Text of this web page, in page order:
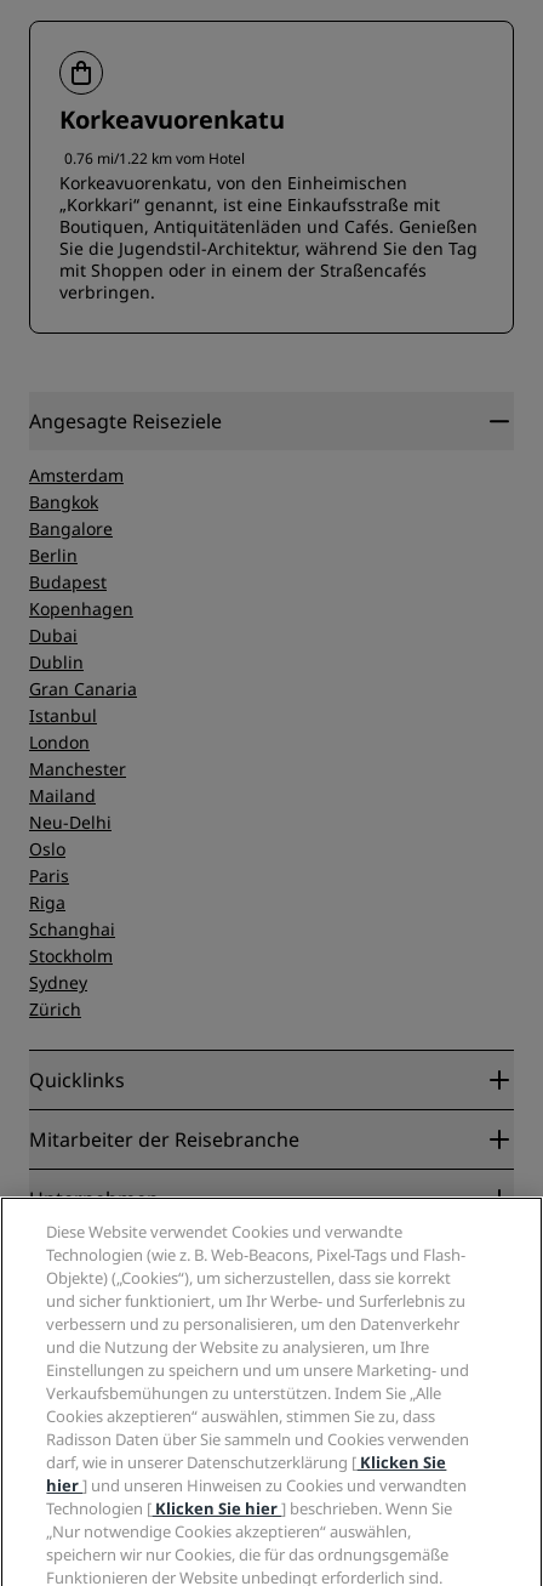
Korkeavuorenkatu
0.76 mi/1.22 km vom Hotel
Korkeavuorenkatu, von den Einheimischen
„Korkkari“ genannt, ist eine Einkaufsstraße mit
Boutiquen, Antiquitätenläden und Cafés. Genießen
Sie die Jugendstil-Architektur, während Sie den Tag
mit Shoppen oder in einem der Straßencafés
verbringen.
Angesagte Reiseziele
Amsterdam
Bangkok
Bangalore
Berlin
Budapest
Kopenhagen
Dubai
Dublin
Gran Canaria
Istanbul
London
Manchester
Mailand
Neu-Delhi
Oslo
Paris
Riga
Schanghai
Stockholm
Sydney
Zürich
Quicklinks
Radisson Rewards
Blog
Neue und aufstrebende Hotels
Radisson Hotels APP
„Sports Approved“-Hotels
Familienfreundliche Hotels
Gesundheit & Sicherheit
Mitarbeiter der Reisebranche
Partner
Reisebüros
Unternehmen
Radisson Hotel Group
Medien
Karriere RHG
Karriere PPHE
Karrieren EHL
The Club by RHG
Entwicklungsmöglichkeiten
Responsible Business – Unser Engagement
Einkauf
Rechtliches
Privacy Centre
Rechtliche Hinweise
Radisson Rewards Geschäftsbedingungen
Website-Nutzungsvereinbarung
Digitale Barrierefreiheit
Moderne Sklaverei – Erklärung
Hilfe
Verbrauchermeldungen
Kontakt
FAQ
Inhaltsübersicht
Soziale Medien
Marken von Radisson Hotels
Diese Website verwendet Cookies und verwandte
Technologien (wie z. B. Web-Beacons, Pixel-Tags und Flash-
Objekte) („Cookies“), um sicherzustellen, dass sie korrekt
und sicher funktioniert, um Ihr Werbe- und Surferlebnis zu
verbessern und zu personalisieren, um den Datenverkehr
und die Nutzung der Website zu analysieren, um Ihre
Einstellungen zu speichern und um unsere Marketing- und
Verkaufsbemühungen zu unterstützen. Indem Sie „Alle
Cookies akzeptieren“ auswählen, stimmen Sie zu, dass
Radisson Daten über Sie sammeln und Cookies verwenden
darf, wie in unserer Datenschutzerklärung [ Klicken Sie
hier] und unseren Hinweisen zu Cookies und verwandten
Technologien [ Klicken Sie hier] beschrieben. Wenn Sie
„Nur notwendige Cookies akzeptieren“ auswählen,
speichern wir nur Cookies, die für das ordnungsgemäße
Funktionieren der Website unbedingt erforderlich sind.